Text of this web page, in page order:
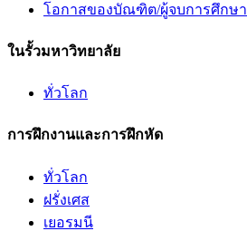
โอกาสของบัณฑิต/ผู้จบการศึกษา
ในรั้วมหาวิทยาลัย
ทั่วโลก
การฝึกงานและการฝึกหัด
ทั่วโลก
ฝรั่งเศส
เยอรมนี